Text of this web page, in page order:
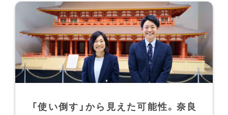
「使い倒す」から見えた可能性。奈良